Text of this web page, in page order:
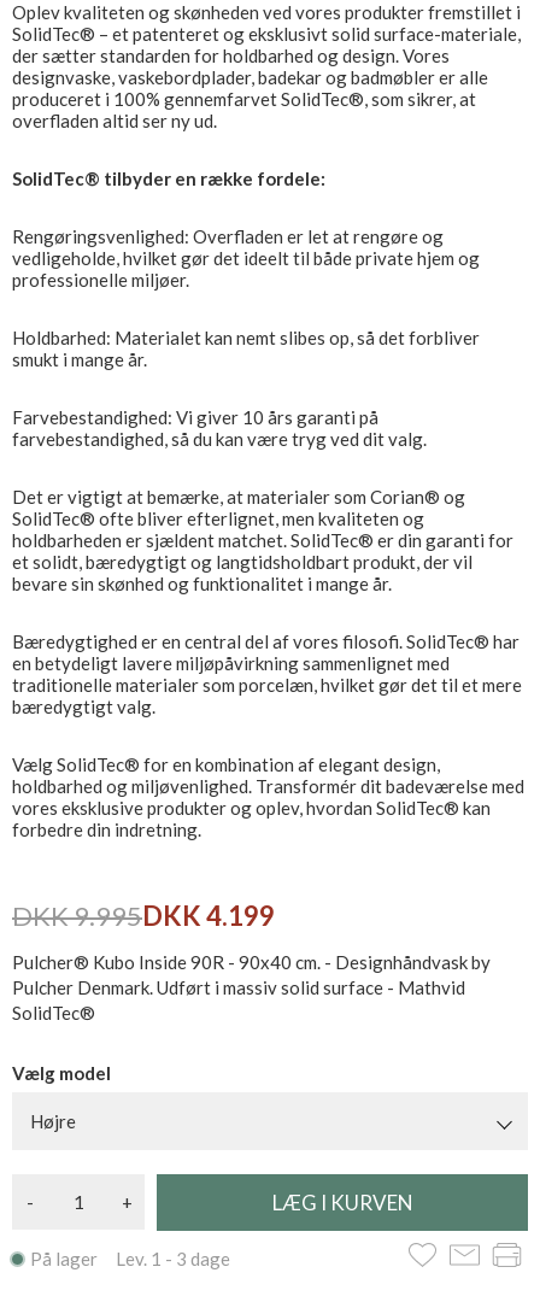
Oplev kvaliteten og skønheden ved vores produkter fremstillet i
SolidTec® – et patenteret og eksklusivt solid surface-materiale,
der sætter standarden for holdbarhed og design. Vores
designvaske, vaskebordplader, badekar og badmøbler er alle
produceret i 100% gennemfarvet SolidTec®, som sikrer, at
overfladen altid ser ny ud.
SolidTec® tilbyder en række fordele:
Rengøringsvenlighed: Overfladen er let at rengøre og
vedligeholde, hvilket gør det ideelt til både private hjem og
professionelle miljøer.
Holdbarhed: Materialet kan nemt slibes op, så det forbliver
smukt i mange år.
Farvebestandighed: Vi giver 10 års garanti på
farvebestandighed, så du kan være tryg ved dit valg.
Det er vigtigt at bemærke, at materialer som Corian® og
SolidTec® ofte bliver efterlignet, men kvaliteten og
holdbarheden er sjældent matchet. SolidTec® er din garanti for
et solidt, bæredygtigt og langtidsholdbart produkt, der vil
bevare sin skønhed og funktionalitet i mange år.
Bæredygtighed er en central del af vores filosofi. SolidTec® har
en betydeligt lavere miljøpåvirkning sammenlignet med
traditionelle materialer som porcelæn, hvilket gør det til et mere
bæredygtigt valg.
Vælg SolidTec® for en kombination af elegant design,
holdbarhed og miljøvenlighed. Transformér dit badeværelse med
vores eksklusive produkter og oplev, hvordan SolidTec® kan
forbedre din indretning.
DKK 9.995DKK 4.199
Pulcher® Kubo Inside 90R - 90x40 cm. - Designhåndvask by
Pulcher Denmark. Udført i massiv solid surface - Mathvid
SolidTec®
Vælg model
Højre
- +
På lager Lev. 1 - 3 dage